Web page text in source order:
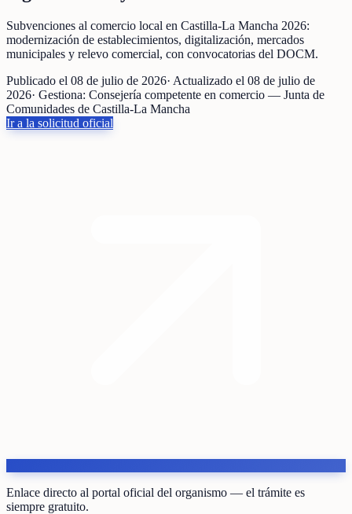
Subvenciones al comercio local en Castilla-La Mancha 2026:
modernización de establecimientos, digitalización, mercados
municipales y relevo comercial, con convocatorias del DOCM.
Publicado el 08 de julio de 2026· Actualizado el 08 de julio de
2026· Gestiona: Consejería competente en comercio — Junta de
Comunidades de Castilla-La Mancha
Ir a la solicitud oficial
Enlace directo al portal oficial del organismo — el trámite es
siempre gratuito.